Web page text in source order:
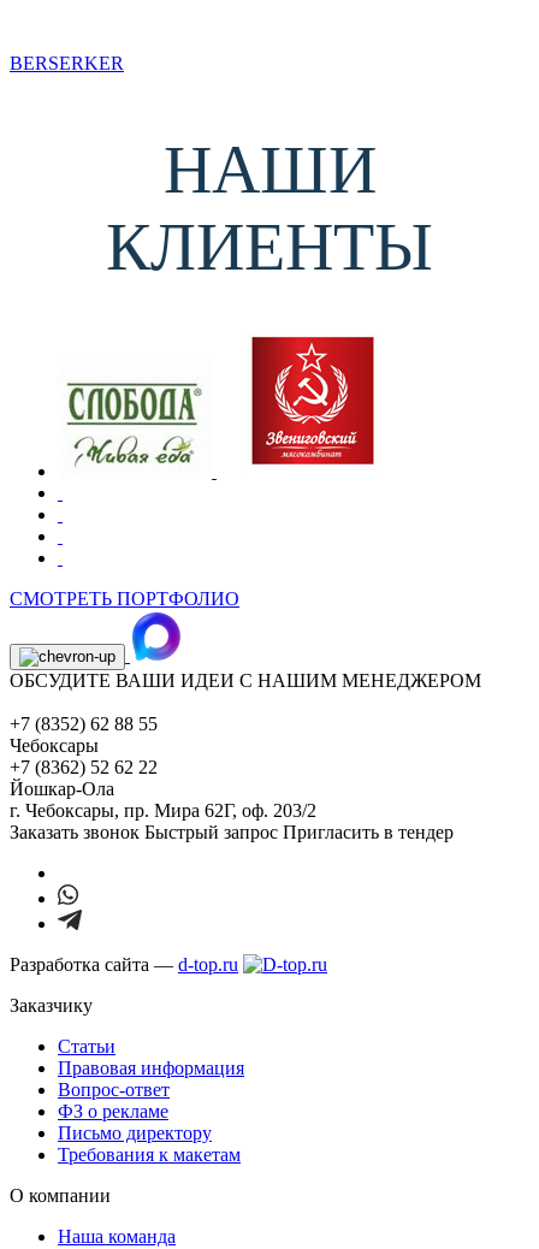
BERSERKER
НАШИ
КЛИЕНТЫ
СМОТРЕТЬ ПОРТФОЛИО
ОБСУДИТЕ ВАШИ ИДЕИ С НАШИМ МЕНЕДЖЕРОМ
+7 (8352) 62 88 55
Чебоксары
+7 (8362) 52 62 22
Йошкар-Ола
г. Чебоксары, пр. Мира 62Г, оф. 203/2
Заказать звонок Быстрый запрос Пригласить в тендер
Разработка сайта — d-top.ru
Заказчику
Статьи
Правовая информация
Вопрос-ответ
ФЗ о рекламе
Письмо директору
Требования к макетам
О компании
Наша команда